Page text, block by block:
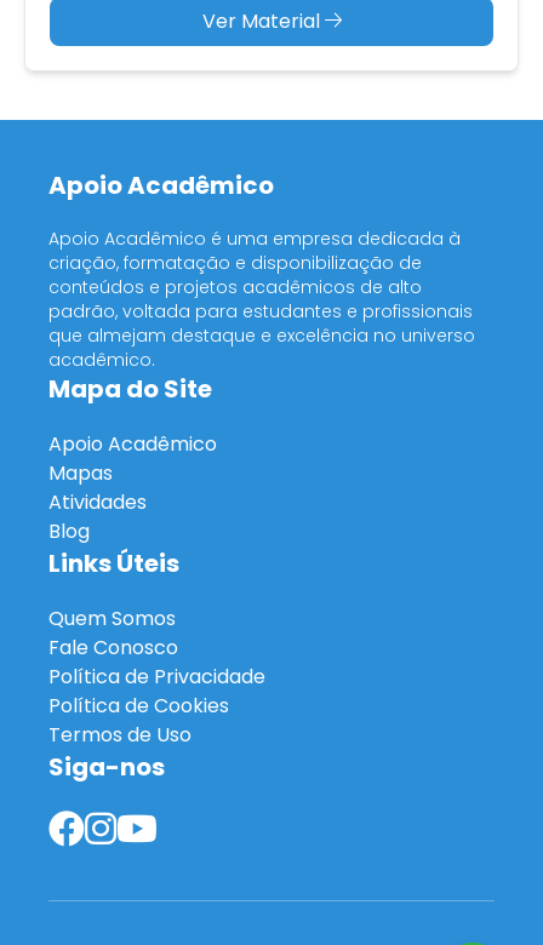
Ver Material
Apoio Acadêmico
Apoio Acadêmico é uma empresa dedicada à
criação, formatação e disponibilização de
conteúdos e projetos acadêmicos de alto
padrão, voltada para estudantes e profissionais
que almejam destaque e excelência no universo
acadêmico.
Mapa do Site
Apoio Acadêmico
Mapas
Atividades
Blog
Links Úteis
Quem Somos
Fale Conosco
Política de Privacidade
Política de Cookies
Termos de Uso
Siga-nos